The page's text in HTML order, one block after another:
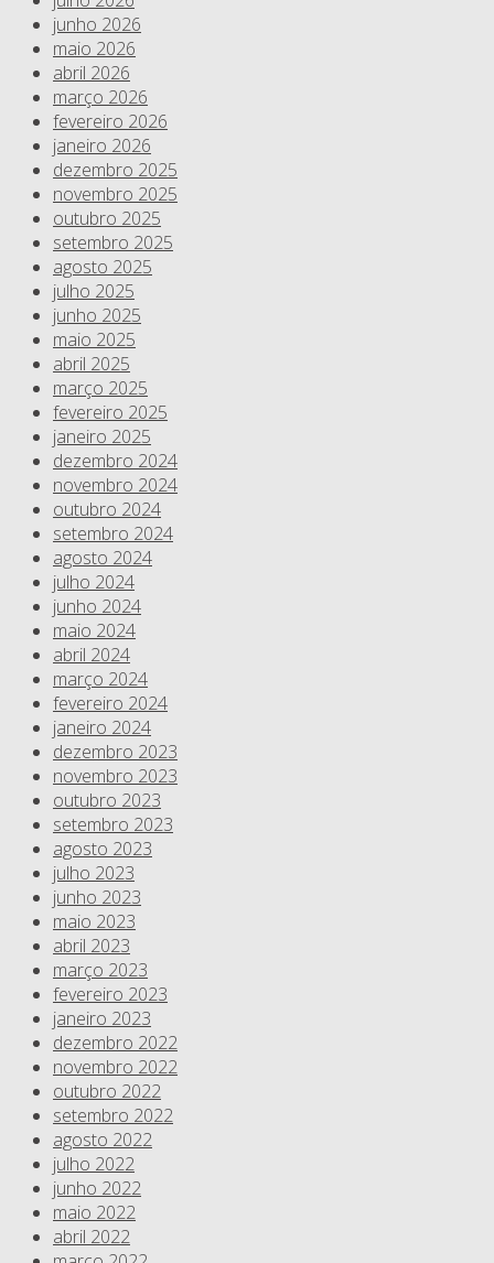
junho 2026
maio 2026
abril 2026
março 2026
fevereiro 2026
janeiro 2026
dezembro 2025
novembro 2025
outubro 2025
setembro 2025
agosto 2025
julho 2025
junho 2025
maio 2025
abril 2025
março 2025
fevereiro 2025
janeiro 2025
dezembro 2024
novembro 2024
outubro 2024
setembro 2024
agosto 2024
julho 2024
junho 2024
maio 2024
abril 2024
março 2024
fevereiro 2024
janeiro 2024
dezembro 2023
novembro 2023
outubro 2023
setembro 2023
agosto 2023
julho 2023
junho 2023
maio 2023
abril 2023
março 2023
fevereiro 2023
janeiro 2023
dezembro 2022
novembro 2022
outubro 2022
setembro 2022
agosto 2022
julho 2022
junho 2022
maio 2022
abril 2022